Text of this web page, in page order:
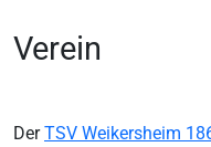
Verein
DerTSV Weikersheim